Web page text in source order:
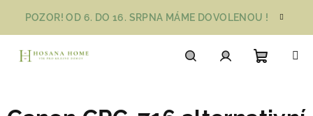
obsah
POZOR! OD 6. DO 16. SRPNA MÁME DOVOLENOU !